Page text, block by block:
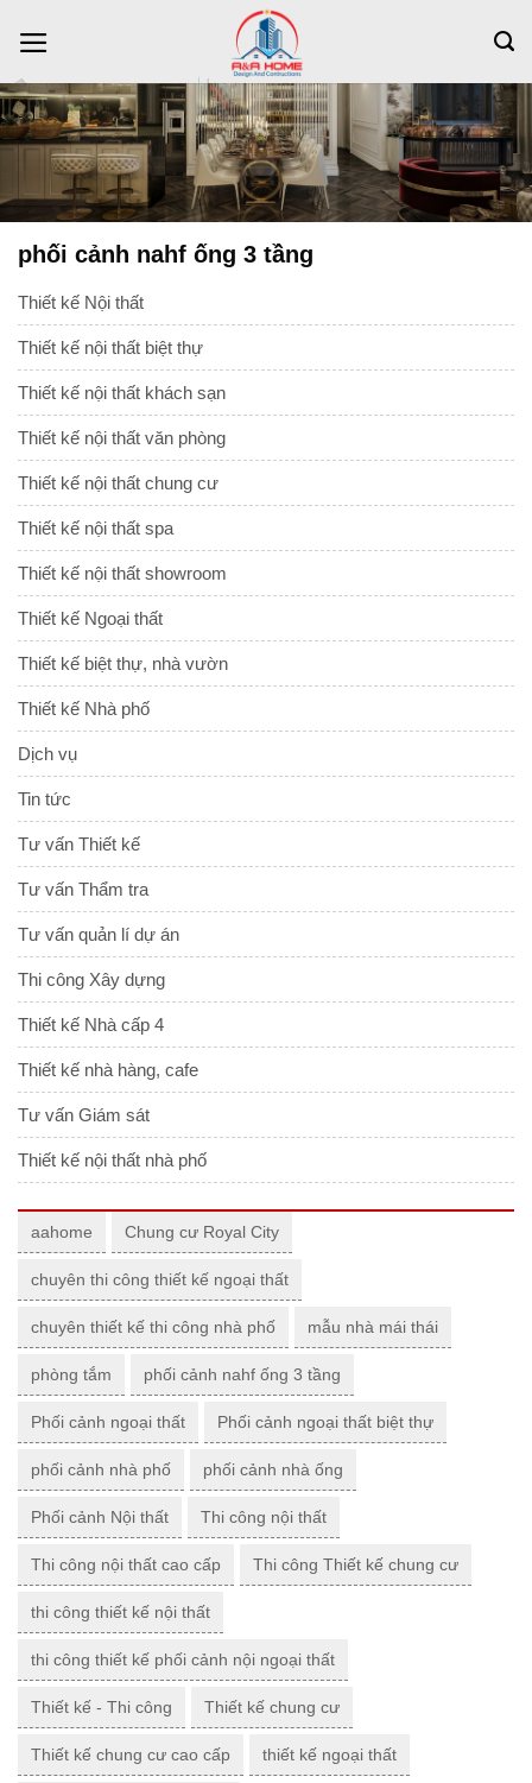
qua
dung
phối cảnh nahf ống 3 tầng
Thiết kế Nội thất
Thiết kế nội thất biệt thự
Thiết kế nội thất khách sạn
Thiết kế nội thất văn phòng
Thiết kế nội thất chung cư
Thiết kế nội thất spa
Thiết kế nội thất showroom
Thiết kế Ngoại thất
Thiết kế biệt thự, nhà vườn
Thiết kế Nhà phố
Dịch vụ
Tin tức
Tư vấn Thiết kế
Tư vấn Thẩm tra
Tư vấn quản lí dự án
Thi công Xây dựng
Thiết kế Nhà cấp 4
Thiết kế nhà hàng, cafe
Tư vấn Giám sát
Thiết kế nội thất nhà phố
aahome Chung cư Royal City
chuyên thi công thiết kế ngoại thất
chuyên thiết kế thi công nhà phố mẫu nhà mái thái
phòng tắm phối cảnh nahf ống 3 tầng
Phối cảnh ngoại thất Phối cảnh ngoại thất biệt thự
phối cảnh nhà phố phối cảnh nhà ống
Phối cảnh Nội thất Thi công nội thất
Thi công nội thất cao cấp Thi công Thiết kế chung cư
thi công thiết kế nội thất
thi công thiết kế phối cảnh nội ngoại thất
Thiết kế - Thi công Thiết kế chung cư
Thiết kế chung cư cao cấp thiết kế ngoại thất